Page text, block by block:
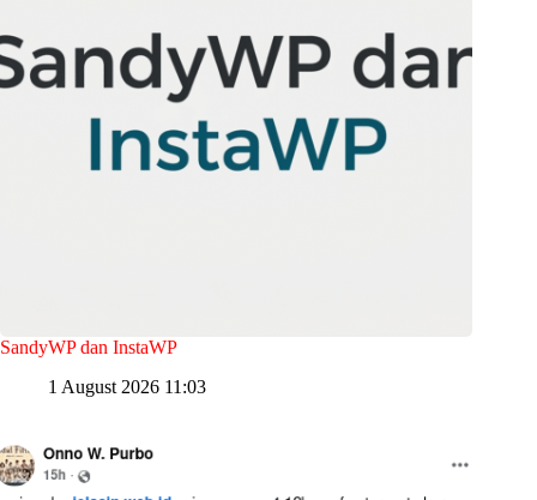
SandyWP dan InstaWP
1 August 2026 11:03